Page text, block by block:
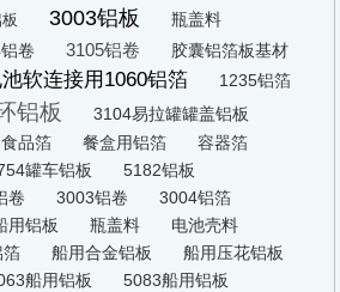
3003铝板 瓶盖料
卷 3105铝卷
胶囊铝箔板基材
软连接用1060铝箔 1235铝箔
铝板 3104易拉罐罐盖铝板
食品箔 餐盒用铝箔
容器箔
罐车铝板
5182铝板
卷 3003铝卷
3004铝箔
用铝板 瓶盖料
电池壳料
箔 船用合金铝板
船用压花铝板
船用铝板
5083船用铝板